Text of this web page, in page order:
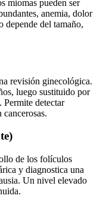
miomas pueden ser
anemia, dolor
depende del tamaño,
revisión ginecológica.
luego sustituido por
Permite detectar
cancerosas.
de los folículos
y diagnostica una
Un nivel elevado